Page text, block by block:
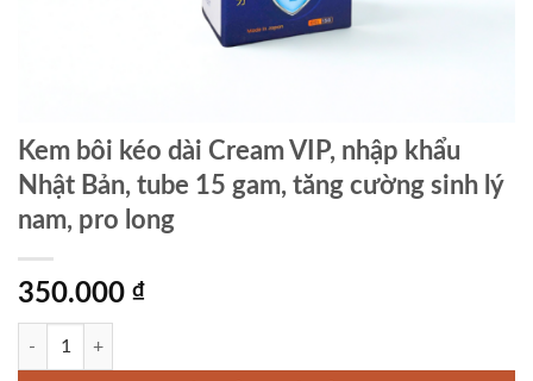
Kem bôi kéo dài Cream VIP, nhập khẩu
Nhật Bản, tube 15 gam, tăng cường sinh lý
nam, pro long
350.000 ₫
Kem bôi kéo dài Cream VIP, nhập khẩu Nhật Bản, tube 15 gam, tăng